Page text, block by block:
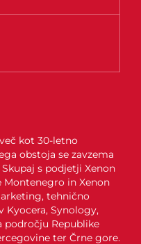
kot 30-letno
obstoja se zavzema
s podjetji Xenon
Montenegro in Xenon
tehnično
Synology,
področju Republike
ter Črne gore.